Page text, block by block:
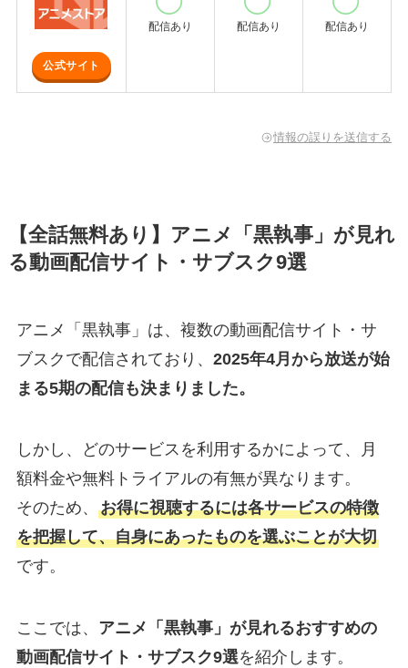
公式サイト
配信あり 配信あり 配信あり
情報の誤りを送信する
【全話無料あり】アニメ「黒執事」が見れ
る動画配信サイト・サブスク9選
アニメ「黒執事」は、複数の動画配信サイト・サ
ブスクで配信されており、 2025年4月から放送が始
まる5期の配信も決まりました。
しかし、どのサービスを利用するかによって、月
額料金や無料トライアルの有無が異なります。
そのため、 お得に視聴するには各サービスの特徴
を把握して、自身にあったものを選ぶことが大切
です。
ここでは、 アニメ「黒執事」が見れるおすすめの
動画配信サイト・サブスク9選を紹介します。